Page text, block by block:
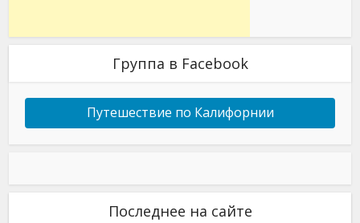
Группа в Facebook
Путешествие по Калифорнии
Последнее на сайте